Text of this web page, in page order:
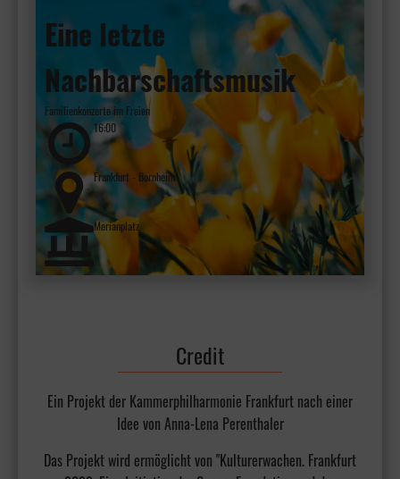
Eine letzte
Nachbarschaftsmusik
Familienkonzerte im Freien
16:00
Frankfurt - Bornheim
Merianplatz
Credit
Ein Projekt der Kammerphilharmonie Frankfurt nach einer
Idee von Anna-Lena Perenthaler
Das Projekt wird ermöglicht von "Kulturerwachen. Frankfurt